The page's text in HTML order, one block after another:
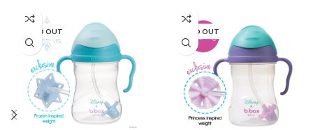
SOLD OUT SOLD OUT